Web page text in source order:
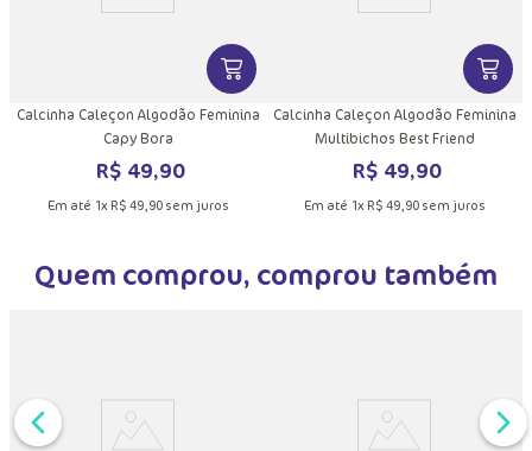
INFORMAÇÕES DO PRODUTOVER MAIS INFORMAÇÕES DO
Calcinha Caleçon Algodão Feminina
Capy Bora
R$ 49,90
Em até 1x R$ 49, 90sem juros
VER
Calcinha Caleçon Algodão Feminina
Multibichos Best Friend
R$ 49,90
Em até 1x R$ 49, 90sem juros
Quem comprou, comprou também